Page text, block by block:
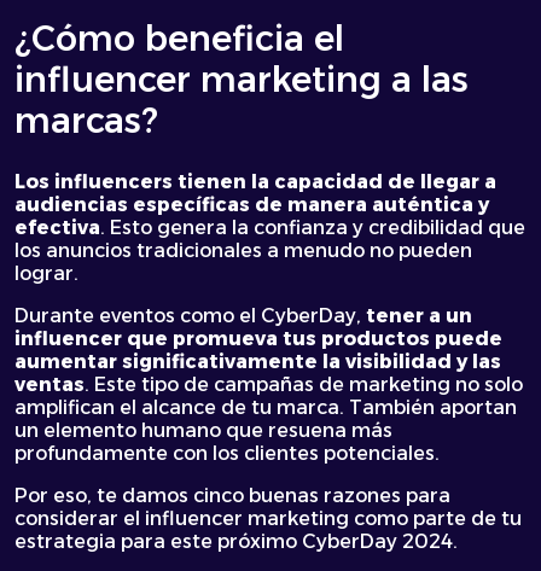
¿Cómo beneficia el
influencer marketing a las
marcas?
Los influencers tienen la capacidad de llegar a
audiencias específicas de manera auténtica y
efectiva. Esto genera la confianza y credibilidad que
los anuncios tradicionales a menudo no pueden
lograr.
Durante eventos como el CyberDay, tener a un
influencer que promueva tus productos puede
aumentar significativamente la visibilidad y las
ventas. Este tipo de campañas de marketing no solo
amplifican el alcance de tu marca. También aportan
un elemento humano que resuena más
profundamente con los clientes potenciales.
Por eso, te damos cinco buenas razones para
considerar el influencer marketing como parte de tu
estrategia para este próximo CyberDay 2024.